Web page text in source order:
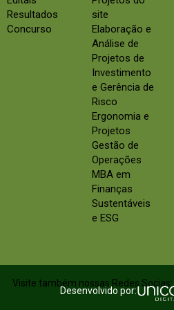
Resultados
Concurso
site
Elaboração e
Análise de
Projetos de
Investimento
e Gerência de
Risco
Ergonomia e
Projetos
Gestão de
Operações
MBA em
Finanças
Sustentáveis
e ESG
Visite também nossas Redes Socias:
Desenvolvido por: